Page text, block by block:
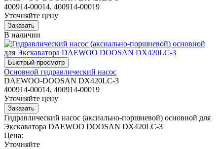
400914-00014, 400914-00019
Уточняйте цену
В наличии
Основной гидравлический насос
DAEWOO-DOOSAN DX420LC-3
400914-00014, 400914-00019
Уточняйте цену
Гидравлический насос (аксиально-поршневой) основной для
Экскаватора DAEWOO DOOSAN DX420LC-3
Цена:
Уточняйте